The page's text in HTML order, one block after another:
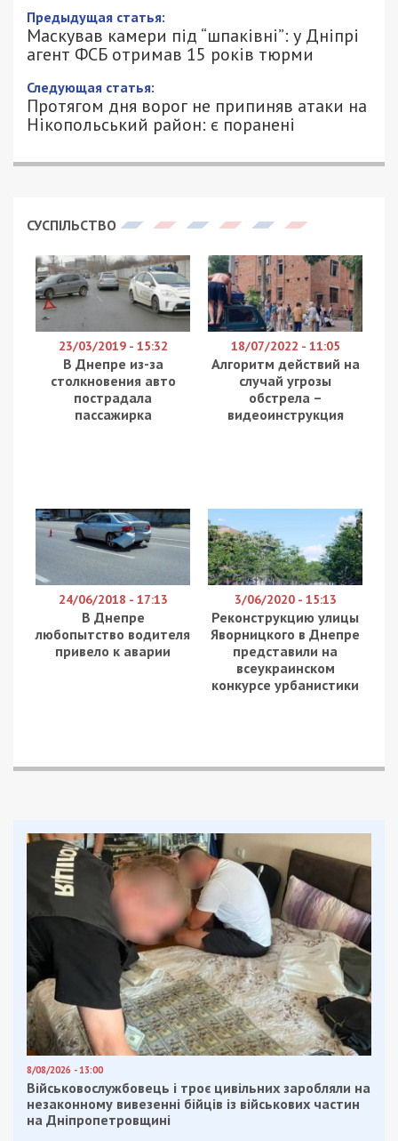
Маскував камери під “шпаківні”: у
Дніпрі агент ФСБ отримав 15 років
тюрми
27/08/2025 - 15:40
ПЕТРО ЩУКІН - СПЕЦИАЛЬНО ДЛЯ
49000.COM.UA
з конфіскацією майна 24-річного місцевого
мешканця. Чоловік, завербований російськими
спецслужбами, збирав і передавав їм дані про
переміщення ешелонів ЗСУ. Про це повідомляє
49000з посиланням на Дніпропетровську обласну
військову прокуратуру та СБУ.
Слідство встановило, що в 2024 році
обвинувачений вийшов на зв’язок з
представником ФСБ через Telegram-канали, що
пропонували «швидкі заробітки». За завданням
змінював джерела живлення, забезпечуючи
ворога постійним доступом до відео. Крім того,
чоловік передавав координати місць
розташування військових автомобілів ЗСУ.
За свою діяльність він отримував «винагороду» у
криптовалюті.
Завдяки «відеопасткам», встановленим
зловмисником, російські військові відстежували
кількість, напрямки руху та вантажі військових
ешелонів. За допомогою цих даних росіяни
сподівалися виявити транзитні зупинки, щоб
завдати по них ракетні удари.
Працівники СБУ затримали зловмисника у грудні